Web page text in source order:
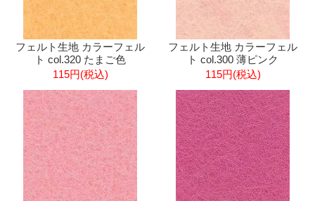
フェルト生地 カラーフェル
ト col.320 たまご色
115円(税込)
フェルト生地 カラーフェル
ト col.300 薄ピンク
115円(税込)